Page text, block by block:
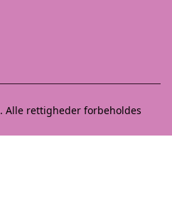
. Alle rettigheder forbeholdes